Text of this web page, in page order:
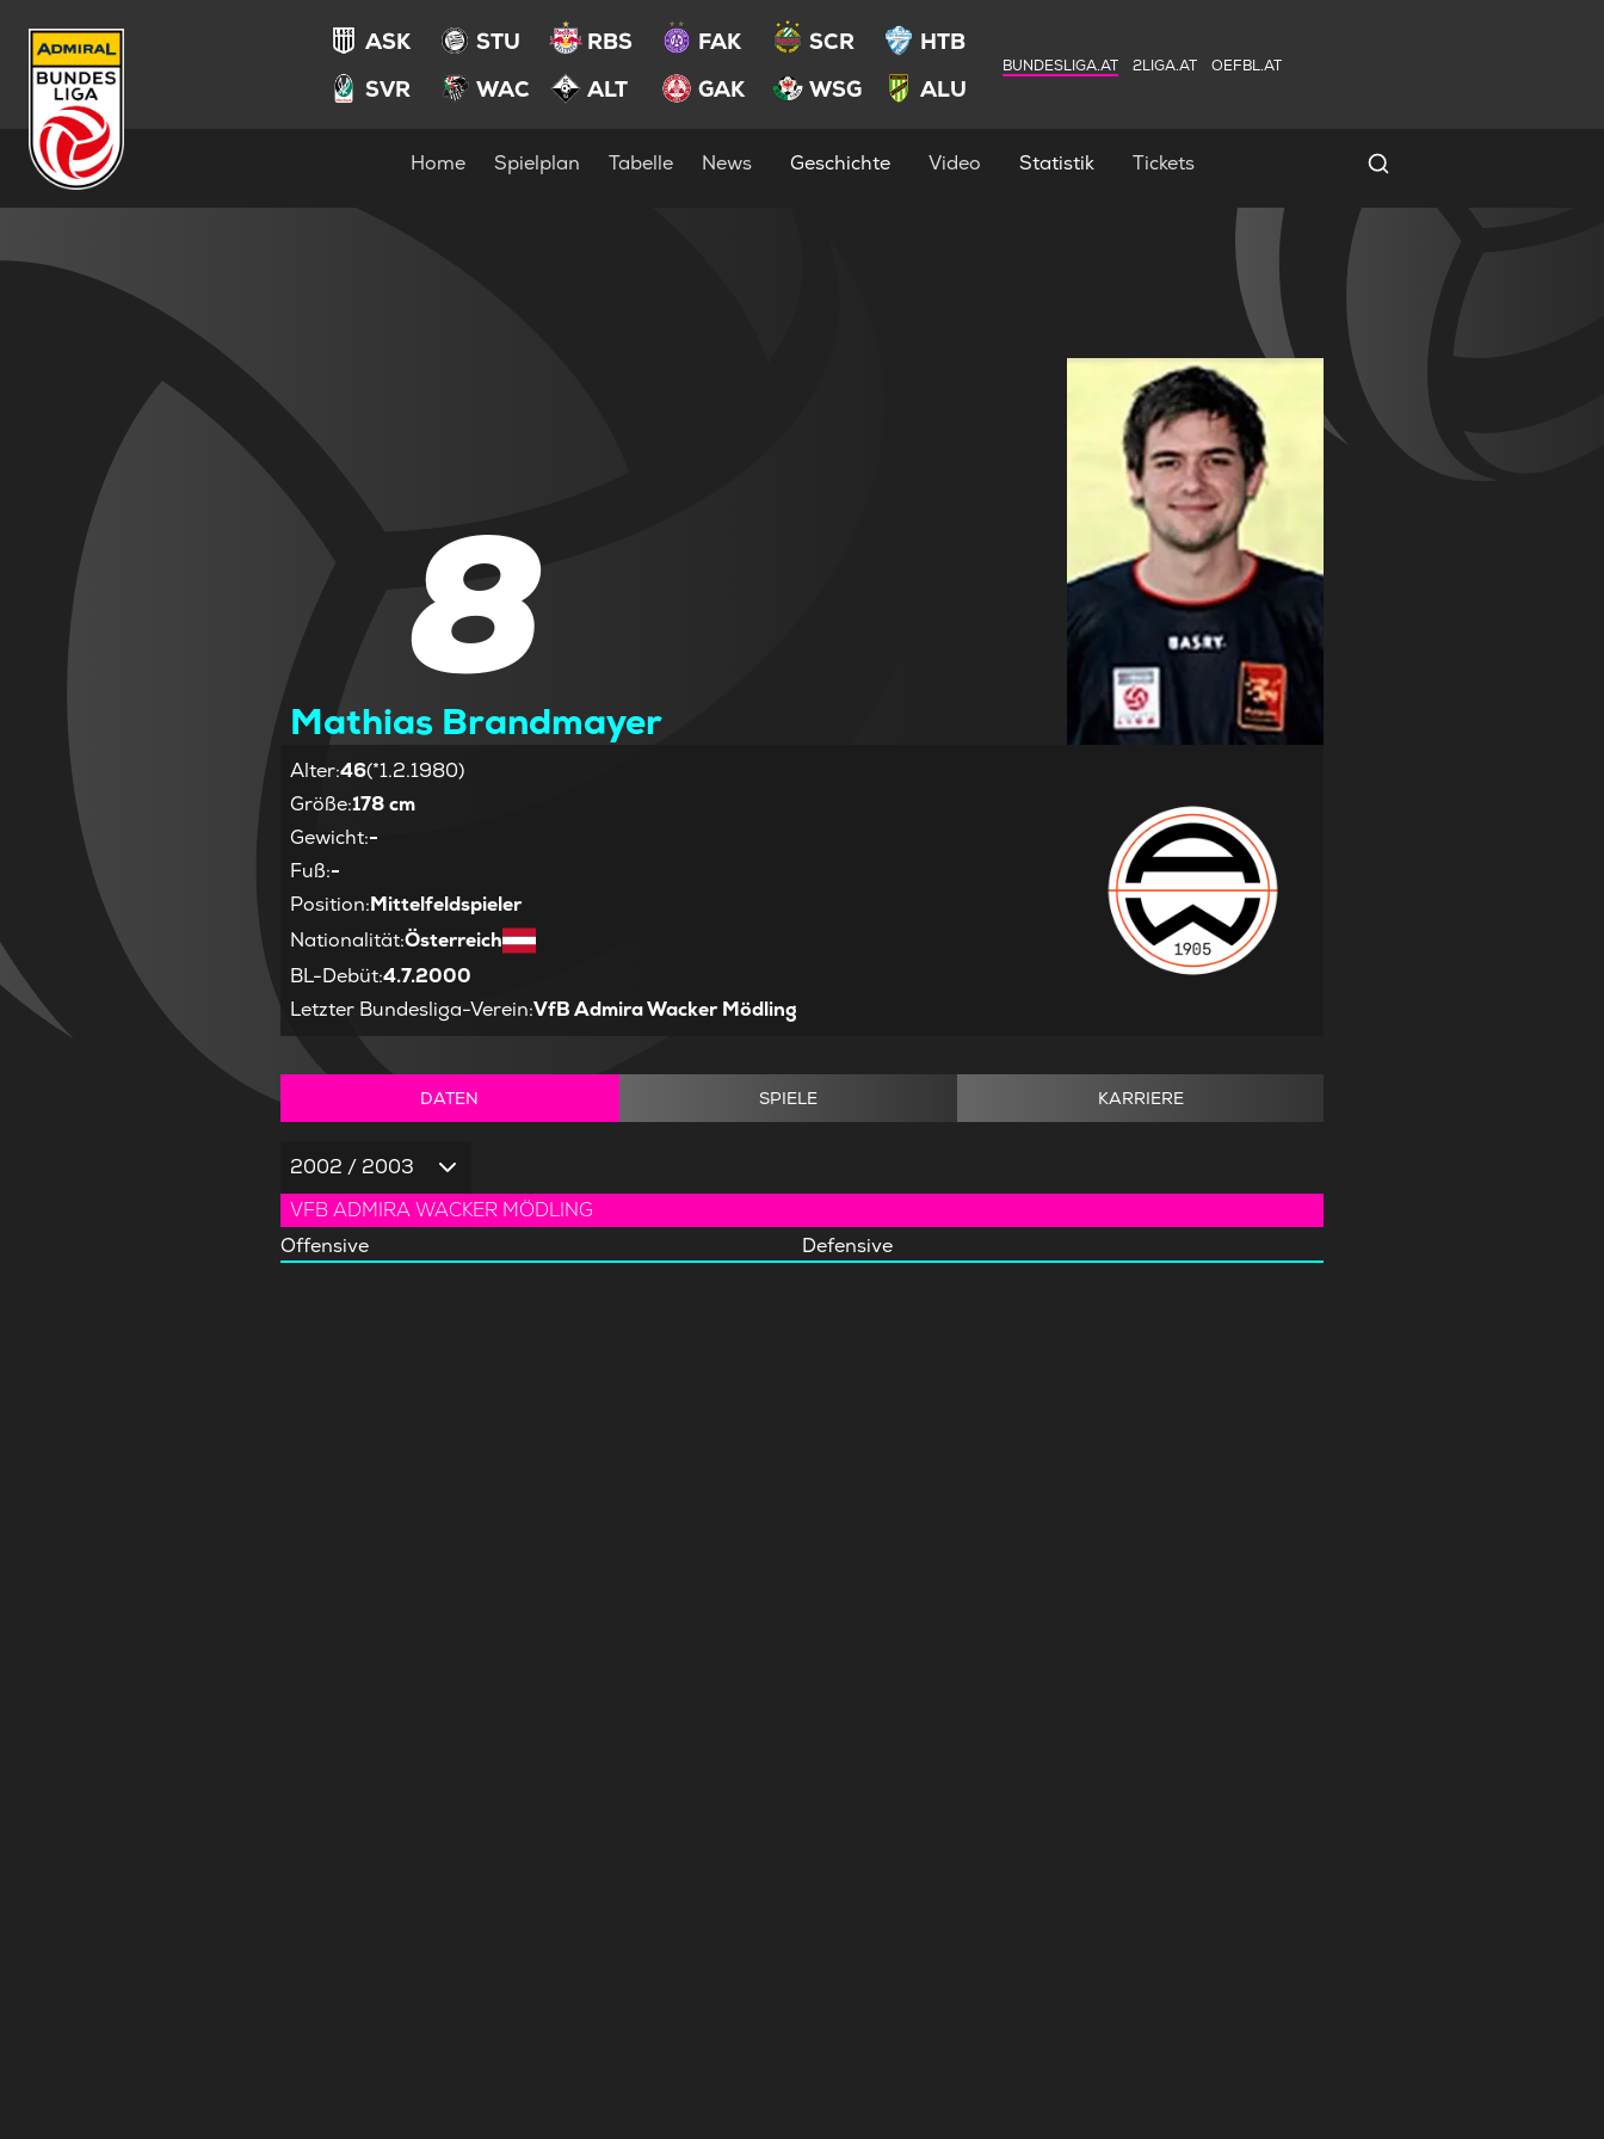
ASK STU RBS FAK SCR
HTB
SVR
WAC ALT GAK WSG ALU
BUNDESLIGA.AT 2LIGA.AT OEFBL.AT
Home Spielplan Tabelle News Geschichte Video Statistik Tickets Spielersuche
8
Mathias Brandmayer
Alter:46(*1.2.1980)
Größe:178 cm
Gewicht:-
Fuß:-
Position:Mittelfeldspieler
Nationalität:Österreich
BL-Debüt:4.7.2000
Letzter Bundesliga-Verein:VfB Admira Wacker Mödling
DATEN SPIELE KARRIERE
2002 / 2003
VFB ADMIRA WACKER MÖDLING
Offensive
Defensive